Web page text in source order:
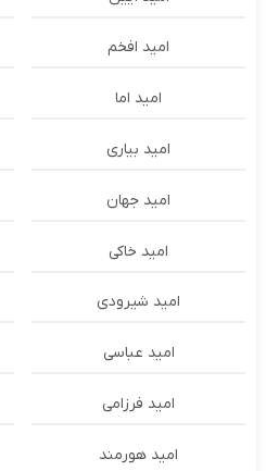
امید افخم
امید اما
امید بیاری
امید جهان
امید خاکی
امید شیرودی
امید عباسی
امید فرزامی
امید هورمند